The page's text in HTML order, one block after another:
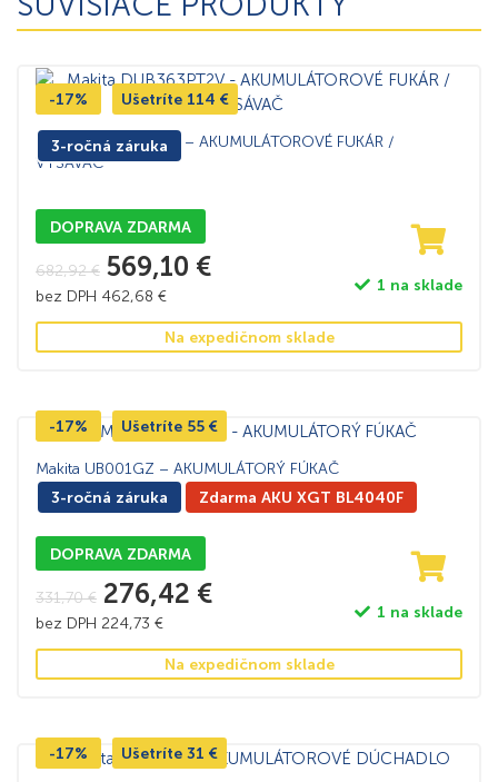
3-ročná záruka
-17% Ušetríte 114 €
Makita DUB363PT2V – AKUMULÁTOROVÉ FUKÁR /
VYSÁVAČ
DOPRAVA ZDARMA
682,92€ 569,10 €
bez DPH 462,68 €
1 na sklade
Na expedičnom sklade
3-ročná záruka Zdarma AKU XGT BL4040F
-17% Ušetríte 55 €
Makita UB001GZ – AKUMULÁTORÝ FÚKAČ
DOPRAVA ZDARMA
331,70€ 276,42 €
bez DPH 224,73 €
1 na sklade
Na expedičnom sklade
-17% Ušetríte 31 €